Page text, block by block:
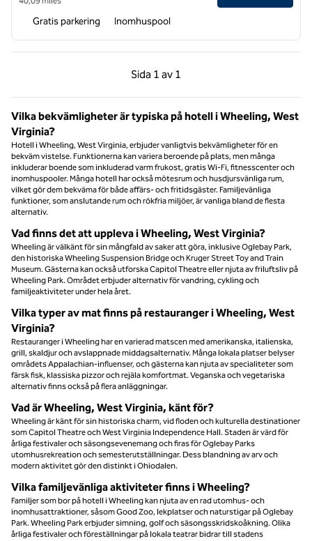
Gratis parkering Inomhuspool
Sida 1 av 1
Föregående sida, 1 av 1
Sida 1 av 1
Vilka bekvämligheter är typiska på hotell i Wheeling, West
Virginia?
Hotell i Wheeling, West Virginia, erbjuder vanligtvis bekvämligheter för en
bekväm vistelse. Funktionerna kan variera beroende på plats, men många
inkluderar boende som inkluderad varm frukost, gratis Wi-Fi, fitnesscenter och
inomhuspooler. Många hotell har också mötesrum och husdjursvänliga rum,
vilket gör dem bekväma för både affärs- och fritidsgäster. Familjevänliga
funktioner, som anslutande rum och rökfria miljöer, är vanliga bland de flesta
alternativ.
Vad finns det att uppleva i Wheeling, West Virginia?
Wheeling är välkänt för sin mångfald av saker att göra, inklusive Oglebay Park,
den historiska Wheeling Suspension Bridge och Kruger Street Toy and Train
Museum. Gästerna kan också utforska Capitol Theatre eller njuta av friluftsliv på
Wheeling Park. Området erbjuder alternativ för vandring, cykling och
familjeaktiviteter under hela året.
Vilka typer av mat finns på restauranger i Wheeling, West
Virginia?
Restauranger i Wheeling har en varierad matscen med amerikanska, italienska,
grill, skaldjur och avslappnade middagsalternativ. Många lokala platser belyser
områdets Appalachian-influenser, och gästerna kan njuta av specialiteter som
färsk fisk, klassiska pizzor och rejäla komfortmat. Veganska och vegetariska
alternativ finns också på flera anläggningar.
Vad är Wheeling, West Virginia, känt för?
Wheeling är känt för sin historiska charm, vid floden och kulturella destinationer
som Capitol Theatre och West Virginia Independence Hall. Staden är värd för
årliga festivaler och säsongsevenemang och firas för Oglebay Parks
utomhusrekreation och semesterutställningar. Dess blandning av arv och
modern aktivitet gör den distinkt i Ohiodalen.
Vilka familjevänliga aktiviteter finns i Wheeling?
Familjer som bor på hotell i Wheeling kan njuta av en rad utomhus- och
inomhusattraktioner, såsom Good Zoo, lekplatser och naturstigar på Oglebay
Park. Wheeling Park erbjuder simning, golf och säsongsskridskoåkning. Olika
årliga festivaler och föreställningar på lokala teatrar bidrar till stadens